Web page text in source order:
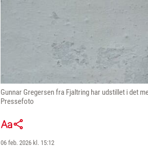
Gunnar Gregersen fra Fjaltring har udstillet i det
Pressefoto
06 feb. 2026 kl. 15:12